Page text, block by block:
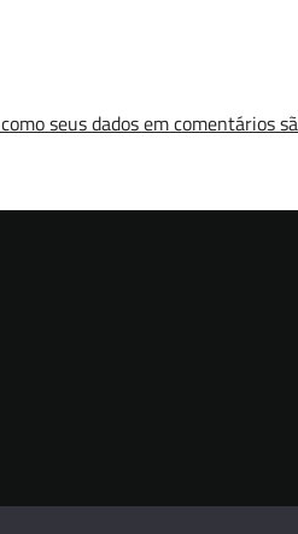
seus dados em comentários